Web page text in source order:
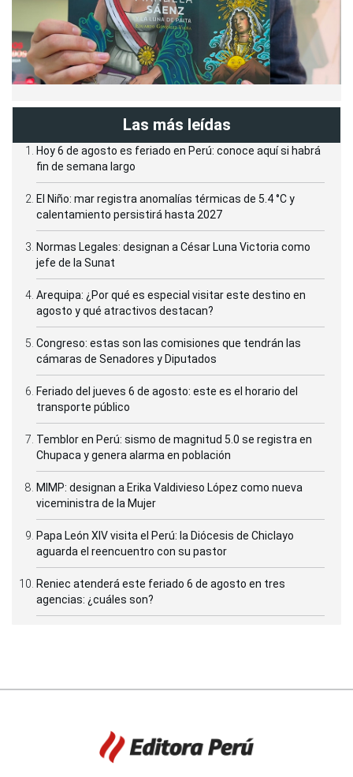
Las más leídas
Hoy 6 de agosto es feriado en Perú: conoce aquí si habrá
fin de semana largo
El Niño: mar registra anomalías térmicas de 5.4 °C y
calentamiento persistirá hasta 2027
Normas Legales: designan a César Luna Victoria como
jefe de la Sunat
Arequipa: ¿Por qué es especial visitar este destino en
agosto y qué atractivos destacan?
Congreso: estas son las comisiones que tendrán las
cámaras de Senadores y Diputados
Feriado del jueves 6 de agosto: este es el horario del
transporte público
Temblor en Perú: sismo de magnitud 5.0 se registra en
Chupaca y genera alarma en población
MIMP: designan a Erika Valdivieso López como nueva
viceministra de la Mujer
Papa León XIV visita el Perú: la Diócesis de Chiclayo
aguarda el reencuentro con su pastor
Reniec atenderá este feriado 6 de agosto en tres
agencias: ¿cuáles son?